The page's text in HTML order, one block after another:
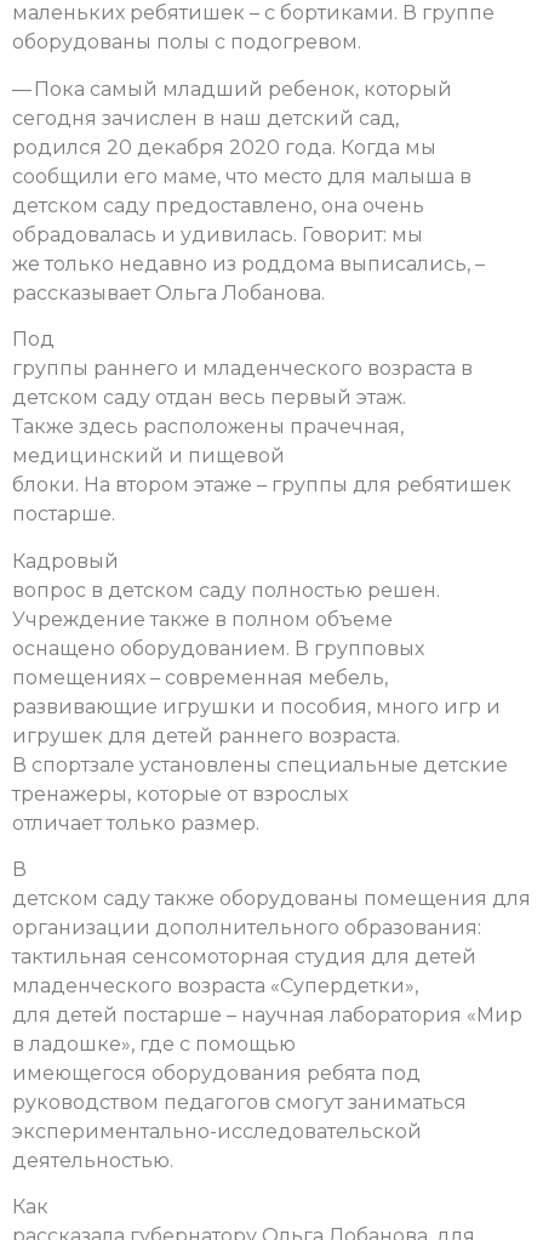
маленьких ребятишек – с бортиками. В группе
оборудованы полы с подогревом.
— Пока самый младший ребенок, который
сегодня зачислен в наш детский сад,
родился 20 декабря 2020 года. Когда мы
сообщили его маме, что место для малыша в
детском саду предоставлено, она очень
обрадовалась и удивилась. Говорит: мы
же только недавно из роддома выписались, –
рассказывает Ольга Лобанова.
Под
группы раннего и младенческого возраста в
детском саду отдан весь первый этаж.
Также здесь расположены прачечная,
медицинский и пищевой
блоки. На втором этаже – группы для ребятишек
постарше.
Кадровый
вопрос в детском саду полностью решен.
Учреждение также в полном объеме
оснащено оборудованием. В групповых
помещениях – современная мебель,
развивающие игрушки и пособия, много игр и
игрушек для детей раннего возраста.
В спортзале установлены специальные детские
тренажеры, которые от взрослых
отличает только размер.
В
детском саду также оборудованы помещения для
организации дополнительного образования:
тактильная сенсомоторная студия для детей
младенческого возраста «Супердетки»,
для детей постарше – научная лаборатория «Мир
в ладошке», где с помощью
имеющегося оборудования ребята под
руководством педагогов смогут заниматься
экспериментально-исследовательской
деятельностью.
Как